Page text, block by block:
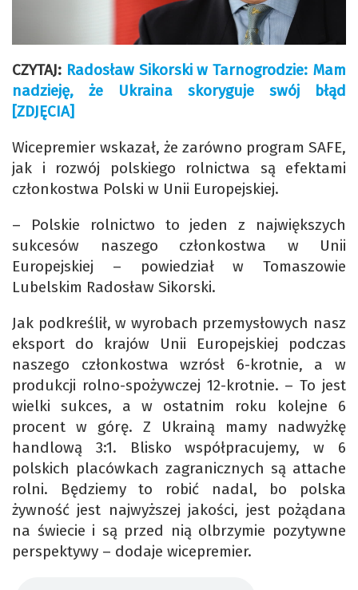
CZYTAJ: Radosław Sikorski w Tarnogrodzie: Mam
nadzieję, że Ukraina skoryguje swój błąd
[ZDJĘCIA]
Wicepremier wskazał, że zarówno program SAFE,
jak i rozwój polskiego rolnictwa są efektami
członkostwa Polski w Unii Europejskiej.
– Polskie rolnictwo to jeden z największych
sukcesów naszego członkostwa w Unii
Europejskiej – powiedział w Tomaszowie
Lubelskim Radosław Sikorski.
Jak podkreślił, w wyrobach przemysłowych nasz
eksport do krajów Unii Europejskiej podczas
naszego członkostwa wzrósł 6-krotnie, a w
produkcji rolno-spożywczej 12-krotnie. – To jest
wielki sukces, a w ostatnim roku kolejne 6
procent w górę. Z Ukrainą mamy nadwyżkę
handlową 3:1. Blisko współpracujemy, w 6
polskich placówkach zagranicznych są attache
rolni. Będziemy to robić nadal, bo polska
żywność jest najwyższej jakości, jest pożądana
na świecie i są przed nią olbrzymie pozytywne
perspektywy – dodaje wicepremier.